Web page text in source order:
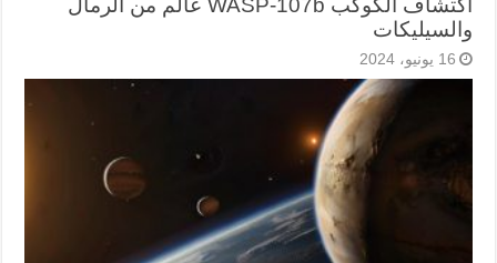
اكتشاف الكوكب WASP-107b عالم من الرمال
والسيليكات
16 يونيو، 2024